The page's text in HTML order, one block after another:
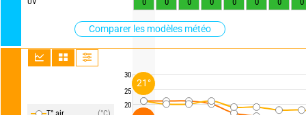
Comparer les modèles météo
30
25
20
21°